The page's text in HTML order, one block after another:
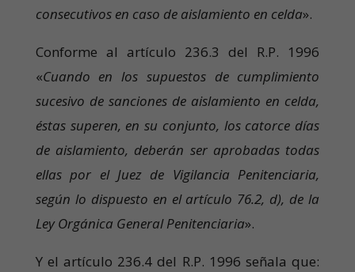
consecutivos en caso de aislamiento en celda».
Conforme al artículo 236.3 del R.P. 1996
«Cuando en los supuestos de cumplimiento
sucesivo de sanciones de aislamiento en celda,
éstas superen, en su conjunto, los catorce días
de aislamiento, deberán ser aprobadas todas
ellas por el Juez de Vigilancia Penitenciaria,
según lo dispuesto en el artículo 76.2, d), de la
Ley Orgánica General Penitenciaria».
Y el artículo 236.4 del R.P. 1996 señala que: